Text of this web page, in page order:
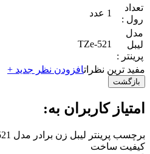
تعداد
رول :
1 عدد
مدل
لیبل
پرینتر :
TZe-521
مفید ترین نظراتافزودن نظر جدید +
بازگشت
امتیاز کاربران به:
برچسب پرینتر لیبل زن برادر مدل TZe-521
کیفیت ساخت